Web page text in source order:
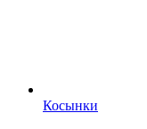
Косынки